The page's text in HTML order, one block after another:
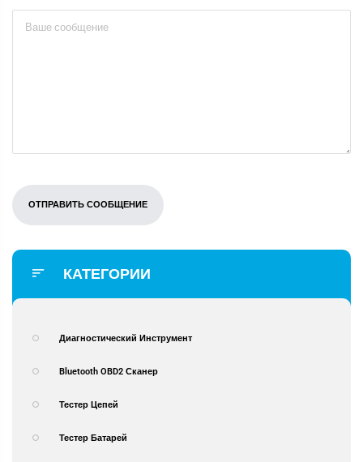
КАТЕГОРИИ
Диагностический Инструмент
Bluetooth OBD2 Сканер
Тестер Цепей
Тестер Батарей